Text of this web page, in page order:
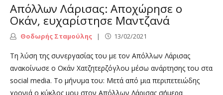
Απόλλων Λάρισας: Αποχώρησε ο
Οκάν, ευχαρίστησε Μαντζανά
Θοδωρής Σταμούλης 13/02/2021
Τη λύση της συνεργασίας του με τον Απόλλων Λάρισας
ανακοίνωσε ο Οκάν Χατζητερζόγλου μέσω ανάρτησης του στα
social media. Το μήνυμα του: Μετά από μια περιπετειώδης
χρονιά ο κύκλος μου στον Απόλλων Λάρισας σήμερα